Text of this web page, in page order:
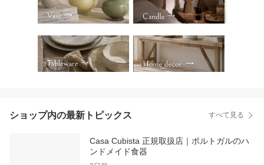
ップ モダン
ショップ内の最新トピックス すべて見る
Casa Cubista 正規取扱店｜ポルトガルのハ
ンドメイド食器